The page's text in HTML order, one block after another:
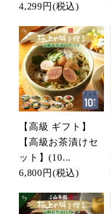
4,299円 (税込)
【高級 ギフト】
【高級お茶漬けセ
ット】(10...
6,800円 (税込)